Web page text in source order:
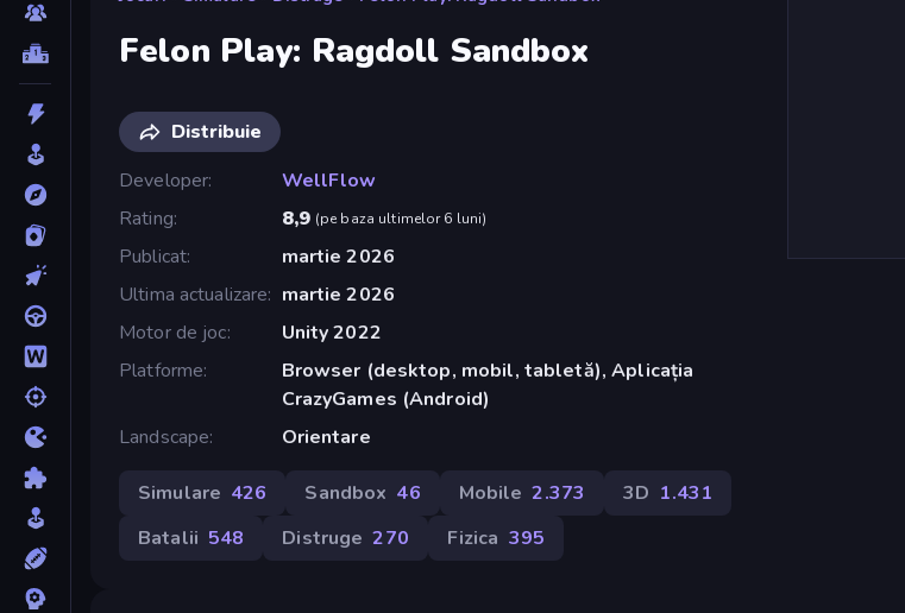
Felon Play: Ragdoll Sandbox
Distribuie
Developer
WellFlow
Rating
8,9 (pe baza ultimelor 6 luni)
Publicat
martie 2026
Ultima actualizare
martie 2026
Motor de joc
Unity 2022
Platforme
Browser (desktop, mobil, tabletă), Aplicația
CrazyGames (Android)
Landscape
Orientare
Simulare 426 Sandbox 46 Mobile 2.373 3D 1.431
Batalii 548 Distruge 270 Fizica 395